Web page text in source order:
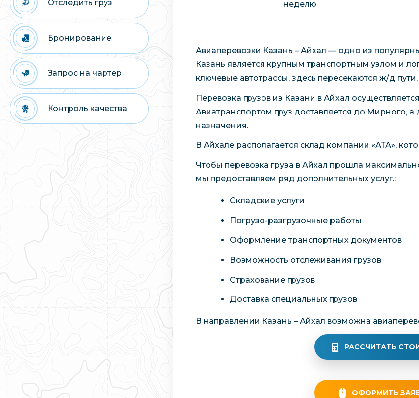
Отследить груз
Бронирование
Запрос на чартер
Контроль качества
неделю
Авиаперевозки Казань – Айхал — одно из
Казань является крупным транспортным узлом и
ключевые автотрассы, здесь пересекаются ж/д
Перевозка грузов из Казани в Айхал
Авиатранспортом груз доставляется до Мирного, а
назначения.
В Айхале располагается склад компании «АТА»,
Чтобы перевозка груза в Айхал прошла
мы предоставляем ряд дополнительных услуг.:
Складские услуги
Погрузо-разгрузочные работы
Оформление транспортных документов
Возможность отслеживания грузов
Страхование грузов
Доставка специальных грузов
В направлении Казань – Айхал возможна
РАССЧИТАТЬ
ОФОРМИТЬ